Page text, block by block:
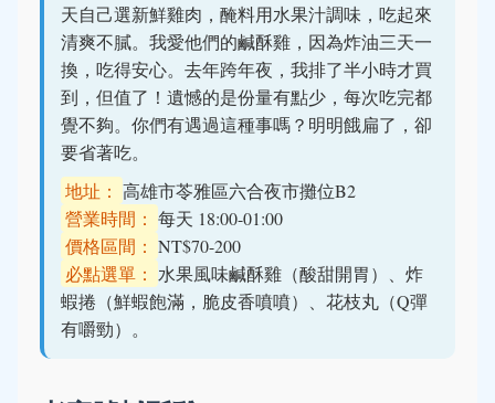
天自己選新鮮雞肉，醃料用水果汁調味，吃起來
清爽不膩。我愛他們的鹹酥雞，因為炸油三天一
換，吃得安心。去年跨年夜，我排了半小時才買
到，但值了！遺憾的是份量有點少，每次吃完都
覺不夠。你們有遇過這種事嗎？明明餓扁了，卻
要省著吃。
地址： 高雄市苓雅區六合夜市攤位B2
營業時間： 每天 18:00-01:00
價格區間： NT$70-200
必點選單： 水果風味鹹酥雞（酸甜開胃）、炸
蝦捲（鮮蝦飽滿，脆皮香噴噴）、花枝丸（Q彈
有嚼勁）。